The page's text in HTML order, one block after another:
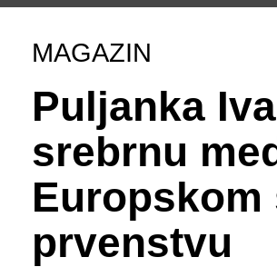
MAGAZIN
Puljanka
srebrnu
Europskom
prvenstvu